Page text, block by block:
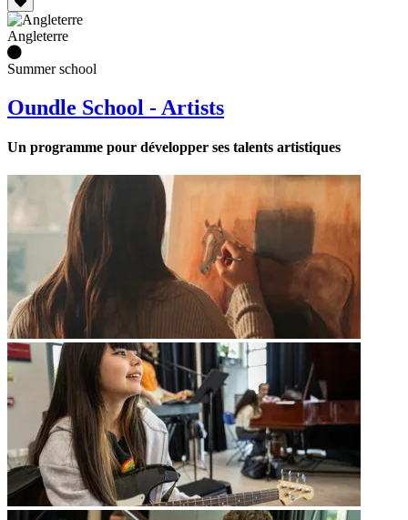
Angleterre
Summer school
Oundle School - Artists
Un programme pour développer ses talents artistiques